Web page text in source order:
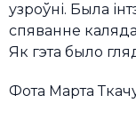
узроўні. Была
спяванне
Як гэта было
Фота Марта